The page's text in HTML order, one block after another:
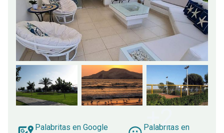
+2
Palabritas en Google
Palabritas en